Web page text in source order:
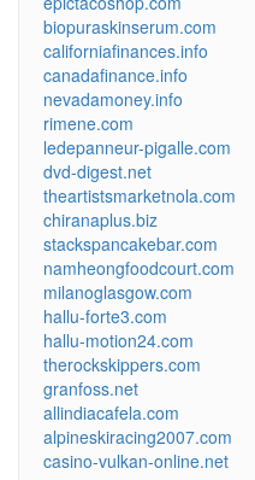
biopuraskinserum.com
californiafinances.info
canadafinance.info
nevadamoney.info
rimene.com
ledepanneur-pigalle.com
dvd-digest.net
theartistsmarketnola.com
chiranaplus.biz
stackspancakebar.com
namheongfoodcourt.com
milanoglasgow.com
hallu-forte3.com
hallu-motion24.com
therockskippers.com
granfoss.net
allindiacafela.com
alpineskiracing2007.com
casino-vulkan-online.net